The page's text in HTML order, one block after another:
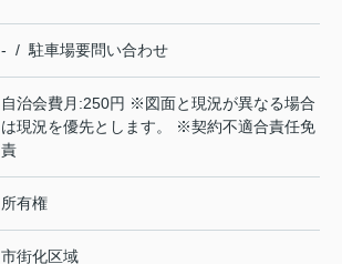
- / 駐車場要問い合わせ
自治会費月:250円 ※図面と現況が異なる場合
は現況を優先とします。 ※契約不適合責任免
責
所有権
市街化区域